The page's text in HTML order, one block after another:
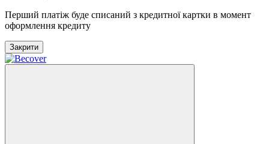
Перший платіж буде списаний з кредитної картки в момент
оформлення кредиту
Закрити